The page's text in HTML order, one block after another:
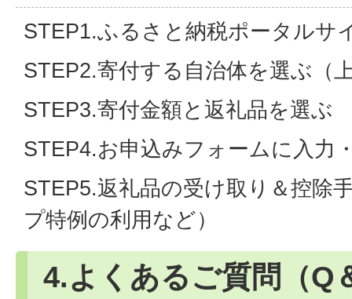
STEP1.ふるさと納税ポータルサ
STEP2.寄付する自治体を選ぶ（
STEP3.寄付金額と返礼品を選ぶ
STEP4.お申込みフォームに入力
STEP5.返礼品の受け取り＆控除
プ特例の利用など）
4.よくあるご質問（Q